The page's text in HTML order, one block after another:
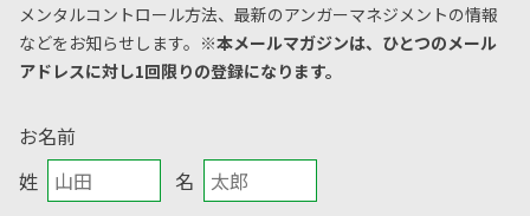
メンタルコントロール方法、 最新のアンガーマネジメントの情報
などをお知らせします。 ※本メールマガジンは、ひとつのメール
アドレスに対し1回限りの登録になります。
お名前
姓
名